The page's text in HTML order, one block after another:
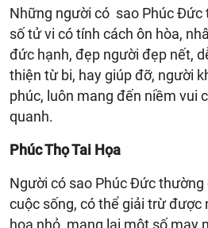
Những người có sao Phúc Đức
số tử vi có tính cách ôn hòa,
đức hạnh, đẹp người đẹp nết,
thiện từ bi, hay giúp đỡ, người
phúc, luôn mang đến niềm vui
quanh.
Phúc Thọ Tai Họa
Người có sao Phúc Đức
cuộc sống, có thể giải trừ được
họa nhỏ, mang lại một số may